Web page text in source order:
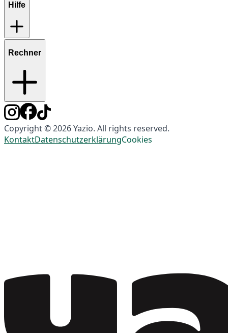
Hilfe
Rechner
Copyright © 2026 Yazio. All rights reserved.
KontaktDatenschutzerklärungCookies